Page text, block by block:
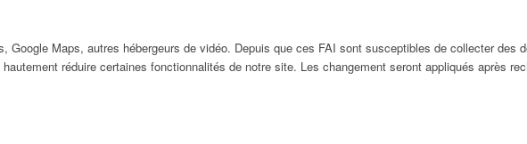
Maps, autres hébergeurs de vidéo. Depuis que ces FAI sont susceptibles de collecter des
réduire certaines fonctionnalités de notre site. Les changement seront appliqués après